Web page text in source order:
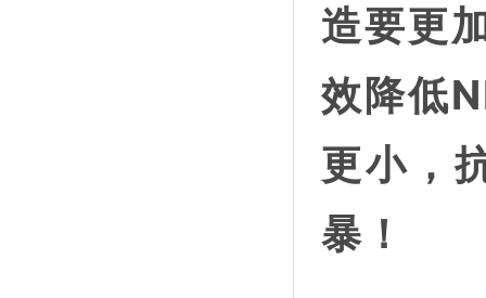
造要更
效降低
更小，
暴！